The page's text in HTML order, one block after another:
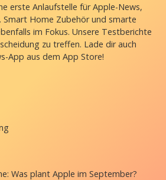
erste Anlaufstelle für Apple-News,
Smart Home Zubehör und smarte
im Fokus. Unsere Testberichte
zu treffen. Lade dir auch
App aus dem App Store!
Was plant Apple im September?